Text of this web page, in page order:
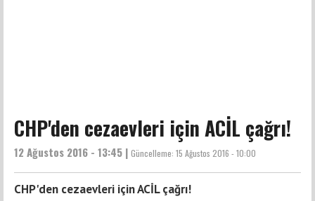
CHP'den cezaevleri için ACİL çağrı!
12 Ağustos 2016 - 13:45 | Güncelleme: 15 Ağustos 2016 - 10:00
CHP'den cezaevleri için ACİL çağrı!